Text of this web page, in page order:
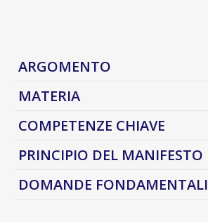
ARGOMENTO
MATERIA
COMPETENZE CHIAVE
PRINCIPIO DEL MANIFESTO
DOMANDE FONDAMENTALI